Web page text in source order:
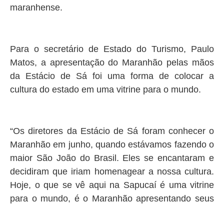
maranhense.
Para o secretário de Estado do Turismo, Paulo
Matos, a apresentação do Maranhão pelas mãos
da Estácio de Sá foi uma forma de colocar a
cultura do estado em uma vitrine para o mundo.
“Os diretores da Estácio de Sá foram conhecer o
Maranhão em junho, quando estávamos fazendo o
maior São João do Brasil. Eles se encantaram e
decidiram que iriam homenagear a nossa cultura.
Hoje, o que se vê aqui na Sapucaí é uma vitrine
para o mundo, é o Maranhão apresentando seus